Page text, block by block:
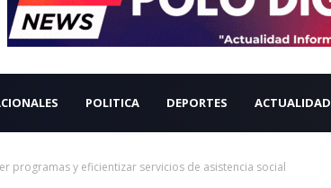
POLITICA DEPORTES ACTUALIDAD
programas y eficientizar servicios de asistencia social